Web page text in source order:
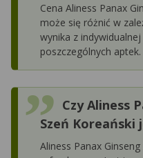
Cena Aliness Panax
może się różnić w
wynika z
poszczególnych aptek.
Czy Aliness
Szeń Koreański
Aliness Panax